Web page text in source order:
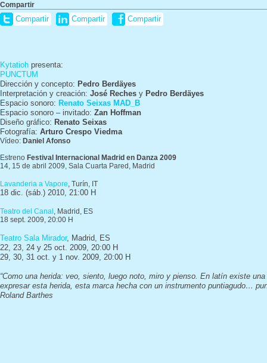
Compartir
Compartir Compartir Compartir
Kytatioh presenta:
PUNCTUM
Dirección y concepto: Pedro Berdäyes
Interpretación y creación: José Reches y Pedro Berdäyes
Espacio sonoro: Renato Seixas MAD_B
Espacio sonoro – invitado: Zan Hoffman
Diseño gráfico: Renato Seixas
Fotografía: Arturo Crespo Viedma
Vídeo: Daniel Afonso
Estreno Festival Internacional Madrid en Danza 2009
14, 15 de abril 2009, Sala Cuarta Pared, Madrid
Lavanderia a Vapore , Turín, IT
18 dic. (sáb.) 2010, 21:00 H
Teatro del Canal , Madrid, ES
18 sept. 2009, 20:00 H
Teatro Sala Mirador, Madrid, ES
22, 23, 24 y 25 oct. 2009, 20:00 H
29, 30, 31 oct. y 1 nov. 2009, 20:00 H
“Como una herida: veo, siento, luego noto, miro y pienso. En latín existe una
expresar esta herida, esta marca hecha con un instrumento puntiagudo…
Roland Barthes